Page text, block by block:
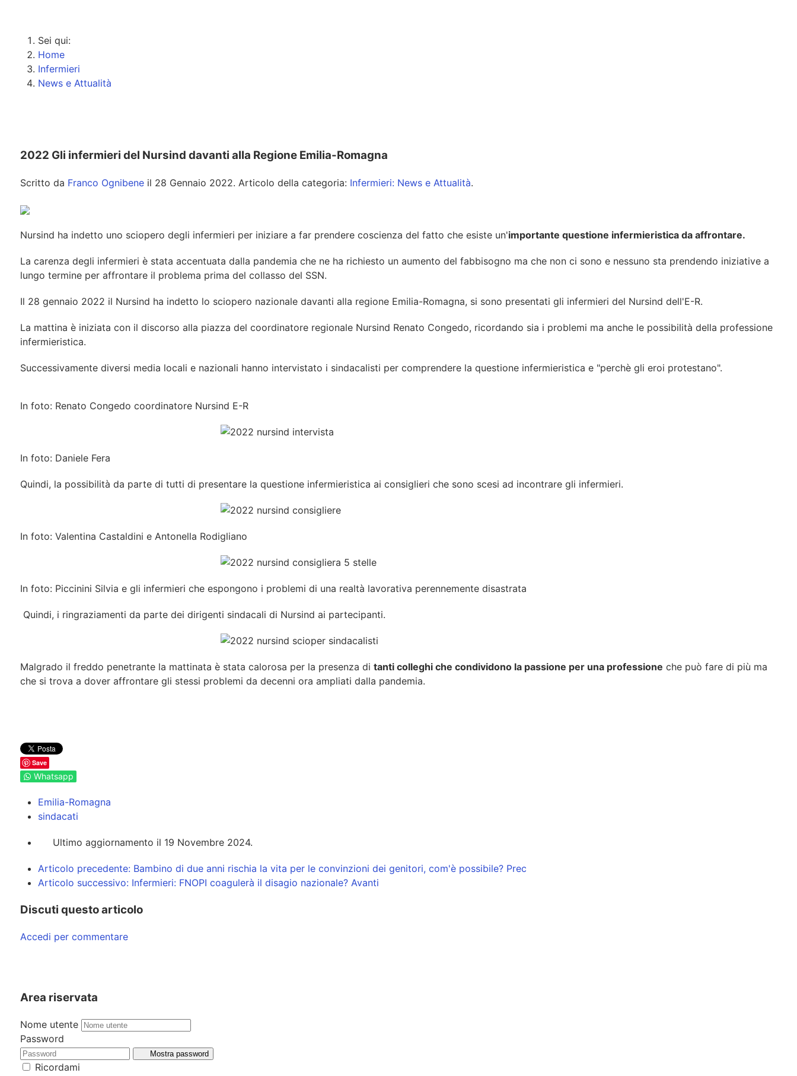
Sei qui:
Home
Infermieri
News e Attualità
2022 Gli infermieri del Nursind davanti alla Regione Emilia-Romagna
Scritto da Franco Ognibene il 28 Gennaio 2022. Articolo della categoria: Infermieri: News e Attualità.
Nursind ha indetto uno sciopero degli infermieri per iniziare a far prendere coscienza del fatto che esiste un'importante questione infermieristica da affrontare.
La carenza degli infermieri è stata accentuata dalla pandemia che ne ha richiesto un aumento del fabbisogno ma che non ci sono e nessuno sta prendendo iniziative a
lungo termine per affrontare il problema prima del collasso del SSN.
Il 28 gennaio 2022 il Nursind ha indetto lo sciopero nazionale davanti alla regione Emilia-Romagna, si sono presentati gli infermieri del Nursind dell'E-R.
La mattina è iniziata con il discorso alla piazza del coordinatore regionale Nursind Renato Congedo, ricordando sia i problemi ma anche le possibilità della professione
infermieristica.
Successivamente diversi media locali e nazionali hanno intervistato i sindacalisti per comprendere la questione infermieristica e "perchè gli eroi protestano".
In foto: Renato Congedo coordinatore Nursind E-R
In foto: Daniele Fera
Quindi, la possibilità da parte di tutti di presentare la questione infermieristica ai consiglieri che sono scesi ad incontrare gli infermieri.
In foto: Valentina Castaldini e Antonella Rodigliano
In foto: Piccinini Silvia e gli infermieri che espongono i problemi di una realtà lavorativa perennemente disastrata
Quindi, i ringraziamenti da parte dei dirigenti sindacali di Nursind ai partecipanti.
Malgrado il freddo penetrante la mattinata è stata calorosa per la presenza di tanti colleghi che condividono la passione per una professione che può fare di più ma
che si trova a dover affrontare gli stessi problemi da decenni ora ampliati dalla pandemia.
Save
Whatsapp
Emilia-Romagna
sindacati
Ultimo aggiornamento il 19 Novembre 2024.
Articolo precedente: Bambino di due anni rischia la vita per le convinzioni dei genitori, com'è possibile? Prec
Articolo successivo: Infermieri: FNOPI coagulerà il disagio nazionale? Avanti
Discuti questo articolo
Accedi per commentare
Area riservata
Nome utente
Password
Mostra password
Ricordami